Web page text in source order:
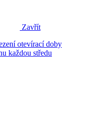
Zavřít
otevírací doby
každou středu